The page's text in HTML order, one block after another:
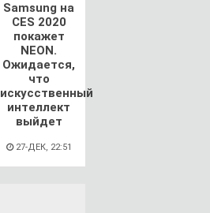
Samsung на
CES 2020
покажет
NEON.
Ожидается,
что
искусственный
интеллект
выйдет
27-ДЕК, 22:51